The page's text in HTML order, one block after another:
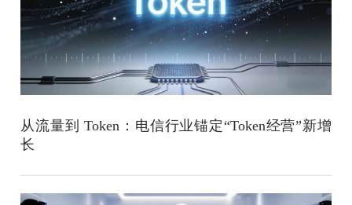
从流量到 Token：电信行业锚定“Token经营”新增
长